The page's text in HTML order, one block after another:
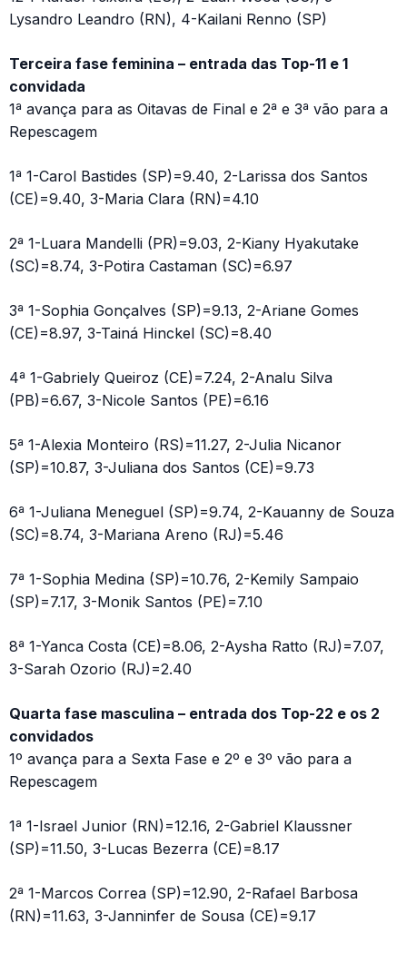
Lysandro Leandro (RN), 4-Kailani Renno (SP)
Terceira fase feminina – entrada das Top-11 e 1
convidada
1ª avança para as Oitavas de Final e 2ª e 3ª vão para a
Repescagem
1ª 1-Carol Bastides (SP)=9.40, 2-Larissa dos Santos
(CE)=9.40, 3-Maria Clara (RN)=4.10
2ª 1-Luara Mandelli (PR)=9.03, 2-Kiany Hyakutake
(SC)=8.74, 3-Potira Castaman (SC)=6.97
3ª 1-Sophia Gonçalves (SP)=9.13, 2-Ariane Gomes
(CE)=8.97, 3-Tainá Hinckel (SC)=8.40
4ª 1-Gabriely Queiroz (CE)=7.24, 2-Analu Silva
(PB)=6.67, 3-Nicole Santos (PE)=6.16
5ª 1-Alexia Monteiro (RS)=11.27, 2-Julia Nicanor
(SP)=10.87, 3-Juliana dos Santos (CE)=9.73
6ª 1-Juliana Meneguel (SP)=9.74, 2-Kauanny de Souza
(SC)=8.74, 3-Mariana Areno (RJ)=5.46
7ª 1-Sophia Medina (SP)=10.76, 2-Kemily Sampaio
(SP)=7.17, 3-Monik Santos (PE)=7.10
8ª 1-Yanca Costa (CE)=8.06, 2-Aysha Ratto (RJ)=7.07,
3-Sarah Ozorio (RJ)=2.40
Quarta fase masculina – entrada dos Top-22 e os 2
convidados
1º avança para a Sexta Fase e 2º e 3º vão para a
Repescagem
1ª 1-Israel Junior (RN)=12.16, 2-Gabriel Klaussner
(SP)=11.50, 3-Lucas Bezerra (CE)=8.17
2ª 1-Marcos Correa (SP)=12.90, 2-Rafael Barbosa
(RN)=11.63, 3-Janninfer de Sousa (CE)=9.17